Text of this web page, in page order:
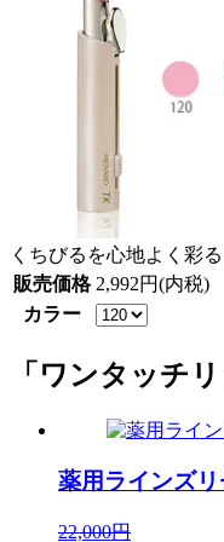
くちびるを心地よく彩
販売価格 2,992円(内税)
カラー
「ワンタッチ
薬用ラインズリ
22,000円